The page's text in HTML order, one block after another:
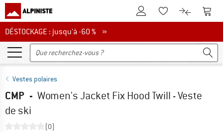
Vers le compte client
Vers la liste
Vers le
DÉSTOCKAGE : jusqu'à -60 %
DÉSTOCKAGE : jusqu'à -60 % »
Vestes polaires
CMP - Women's Jacket Fix Hood Twill - Veste
de ski
(0)